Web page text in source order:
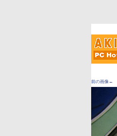
前の画像←